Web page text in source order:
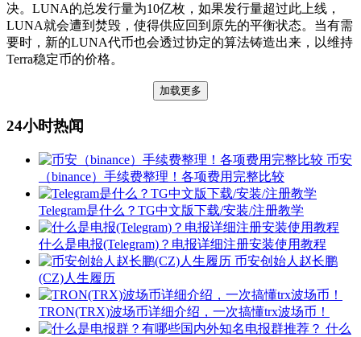
决。LUNA的总发行量为10亿枚，如果发行量超过此上线，
LUNA就会遭到焚毁，使得供应回到原先的平衡状态。当有需
要时，新的LUNA代币也会透过协定的算法铸造出来，以维持
Terra稳定币的价格。
加载更多
24小时热闻
币安
（binance）手续费整理！各项费用完整比较
Telegram是什么？TG中文版下载/安装/注册教学
什么是电报(Telegram)？电报详细注册安装使用教程
币安创始人赵长鹏
(CZ)人生履历
TRON(TRX)波场币详细介绍，一次搞懂trx波场币！
什么